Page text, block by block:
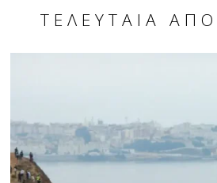
ΤΕΛΕΥΤΑΊΑ